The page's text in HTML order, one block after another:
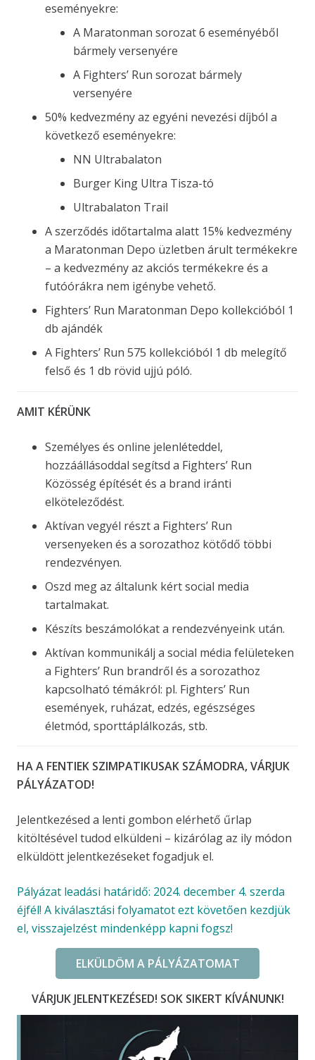
eseményekre:
A Maratonman sorozat 6 eseményéből
bármely versenyére
A Fighters’ Run sorozat bármely
versenyére
50% kedvezmény az egyéni nevezési díjból a
következő eseményekre:
NN Ultrabalaton
Burger King Ultra Tisza-tó
Ultrabalaton Trail
A szerződés időtartalma alatt 15% kedvezmény
a Maratonman Depo üzletben árult termékekre
– a kedvezmény az akciós termékekre és a
futóórákra nem igénybe vehető.
Fighters’ Run Maratonman Depo kollekcióból 1
db ajándék
A Fighters’ Run 575 kollekcióból 1 db melegítő
felső és 1 db rövid ujjú póló.
AMIT KÉRÜNK
Személyes és online jelenléteddel,
hozzáállásoddal segítsd a Fighters’ Run
Közösség építését és a brand iránti
elköteleződést.
Aktívan vegyél részt a Fighters’ Run
versenyeken és a sorozathoz kötődő többi
rendezvényen.
Oszd meg az általunk kért social media
tartalmakat.
Készíts beszámolókat a rendezvényeink után.
Aktívan kommunikálj a social média felületeken
a Fighters’ Run brandről és a sorozathoz
kapcsolható témákról: pl. Fighters’ Run
események, ruházat, edzés, egészséges
életmód, sporttáplálkozás, stb.
HA A FENTIEK SZIMPATIKUSAK SZÁMODRA, VÁRJUK
PÁLYÁZATOD!
Jelentkezésed a lenti gombon elérhető űrlap
kitöltésével tudod elküldeni – kizárólag az ily módon
elküldött jelentkezéseket fogadjuk el.
Pályázat leadási határidő: 2024. december 4. szerda
éjfél! A kiválasztási folyamatot ezt követően kezdjük
el, visszajelzést mindenképp kapni fogsz!
ELKÜLDÖM A PÁLYÁZATOMAT
VÁRJUK JELENTKEZÉSED! SOK SIKERT KÍVÁNUNK!